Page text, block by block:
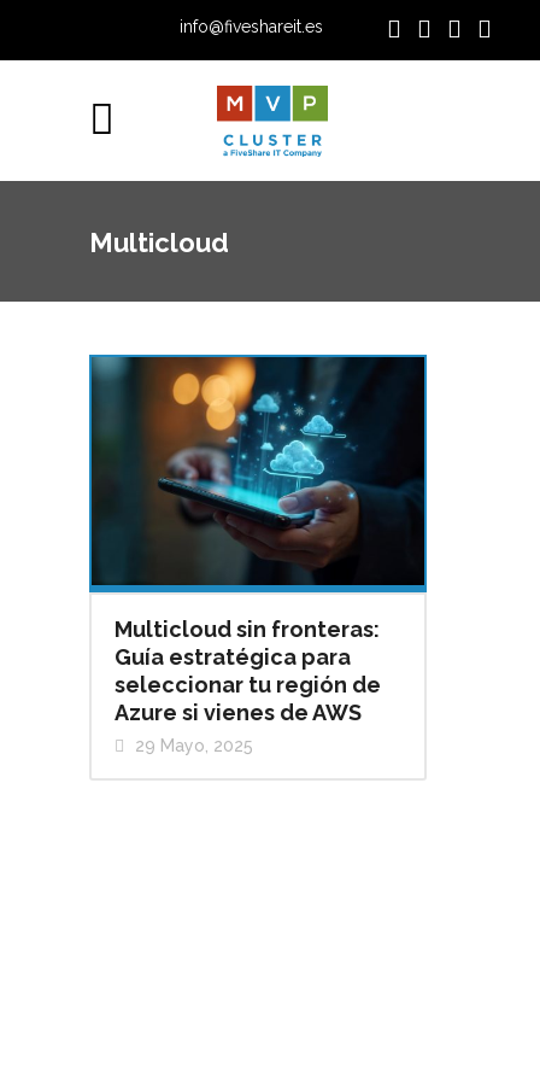
info@fiveshareit.es
Multicloud
Multicloud sin fronteras:
Guía estratégica para
seleccionar tu región de
Azure si vienes de AWS
29 Mayo, 2025